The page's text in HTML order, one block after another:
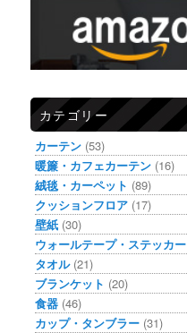
カテゴリー
カーテン (53)
暖簾・カフェカーテン (16)
絨毯・カーペット (89)
クッションフロア (17)
壁紙 (30)
ウォールテープ・ステッカー
タオル(21)
ブランケット (20)
食器 (46)
カップ・タンブラー (31)